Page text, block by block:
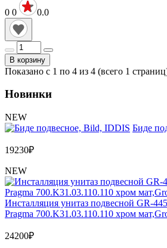
0 0 0.0
В корзину
Показано с 1 по 4 из 4 (всего 1
Новинки
NEW
Биде
19230₽
NEW
Инсталляция унитаз подвесной GR-
Pragma 700.K31.03.110.110 хром
24200₽